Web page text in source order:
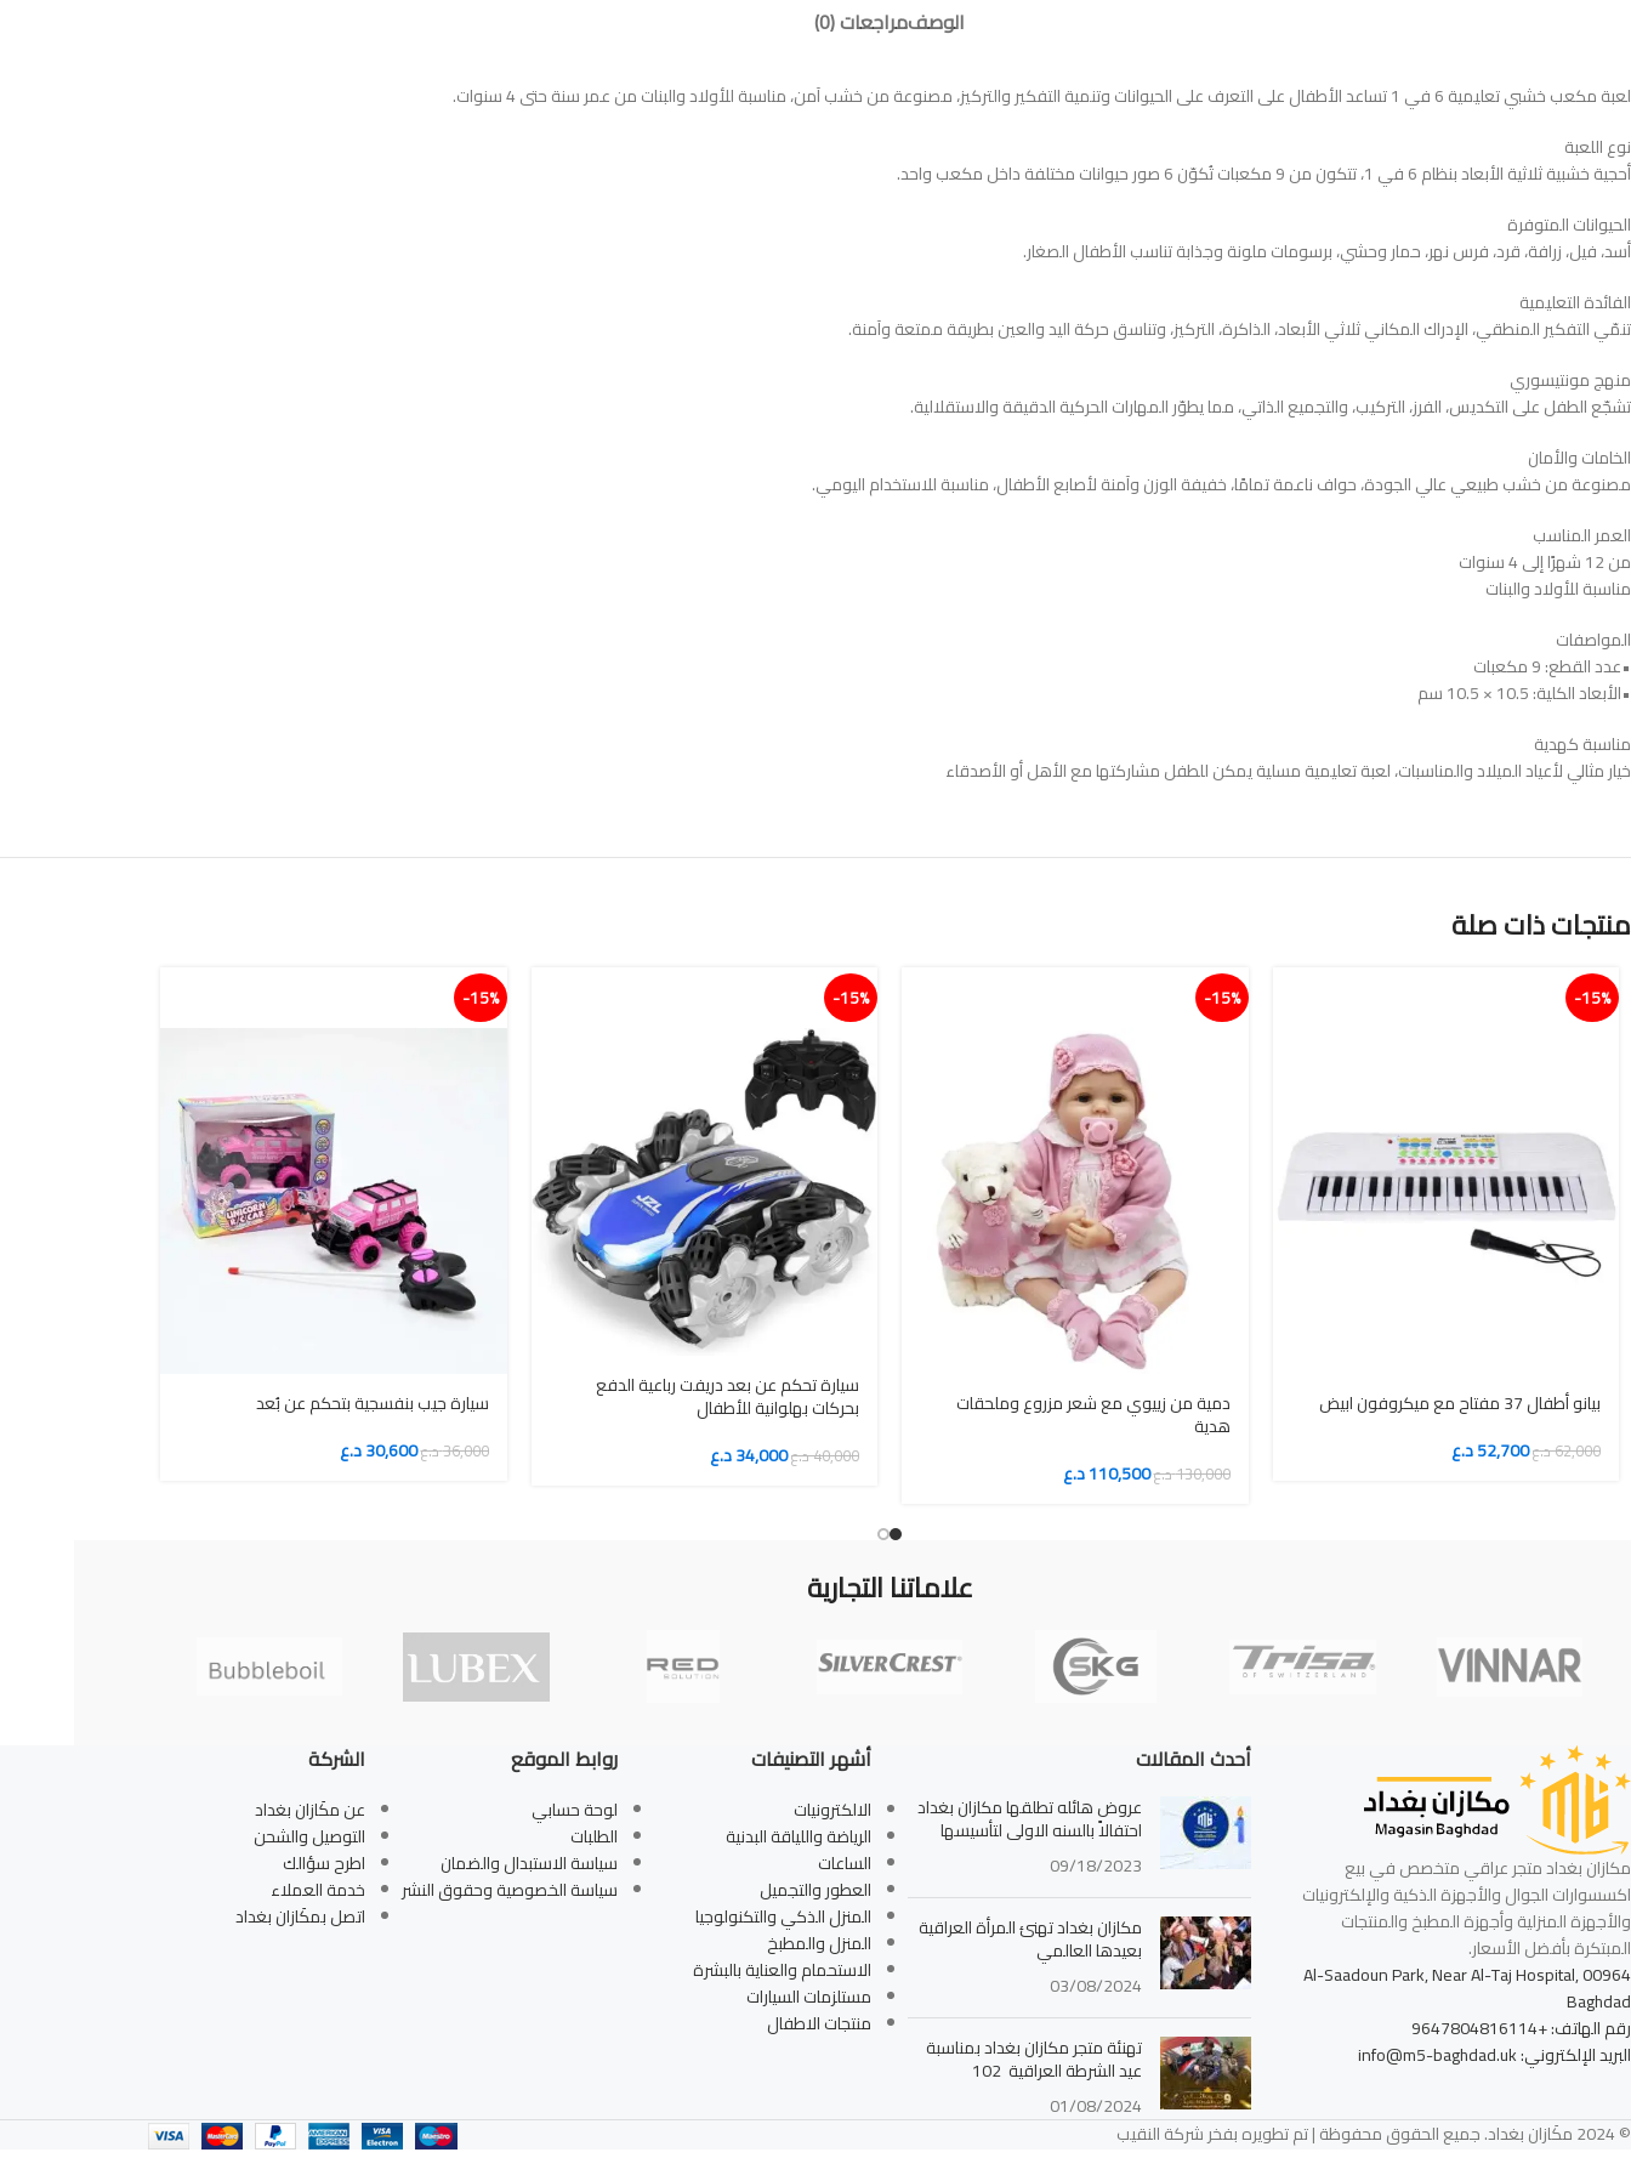
الوصفمراجعات (0)
أحجية خشبية ثلاثية الأبعاد بنظام 6 في 1، تتكون من 9 مكعبات تُكوّن 6 صور حيوانات مختلفة داخل مكعب واحد.
الحيوانات المتوفرة
أسد، فيل، زرافة، قرد، فرس نهر، حمار وحشي، برسومات ملونة وجذابة تناسب الأطفال الصغار.
الفائدة التعليمية
تنمّي التفكير المنطقي، الإدراك المكاني ثلاثي الأبعاد، الذاكرة، التركيز، وتناسق حركة اليد والعين بطريقة ممتعة وآمنة.
منهج مونتيسوري
تشجّع الطفل على التكديس، الفرز، التركيب، والتجميع الذاتي، مما يطوّر المهارات الحركية الدقيقة والاستقلالية.
الخامات والأمان
مصنوعة من خشب طبيعي عالي الجودة، حواف ناعمة تمامًا، خفيفة الوزن وآمنة لأصابع الأطفال، مناسبة للاستخدام اليومي.
العمر المناسب
من 12 شهرًا إلى 4 سنوات
مناسبة للأولاد والبنات
المواصفات
•عدد القطع: 9 مكعبات
•الأبعاد الكلية: 10.5 × 10.5 سم
مناسبة كهدية
خيار مثالي لأعياد الميلاد والمناسبات، لعبة تعليمية مسلية يمكن للطفل مشاركتها مع الأهل أو الأصدقاء
منتجات ذات صلة
15%-
بيانو أطفال 37 مفتاح مع ميكروفون ابيض
62,000د.ع52,700د.ع
15%-
دمية من زييوي مع شعر مزروع وملحقات
هدية
130,000د.ع110,500د.ع
15%-
سيارة تحكم عن بعد دريفت رباعية الدفع
بحركات بهلوانية للأطفال
40,000د.ع34,000د.ع
15%-
سيارة جيب بنفسجية بتحكم عن بُعد
36,000د.ع30,600د.ع
علاماتنا التجارية
مكازان بغداد متجر عراقي متخصص في بيع
اكسسوارات الجوال والأجهزة الذكية والإلكترونيات
والأجهزة المنزلية وأجهزة المطبخ والمنتجات
المبتكرة بأفضل الأسعار.
Al-Saadoun Park, Near Al-Taj Hospital, 00964
Baghdad
رقم الهاتف: +9647804816114
البريد الإلكتروني: info@m5-baghdad.uk
أحدث المقالات
عروض هائله تطلقها مكازان بغداد
احتفالاً بالسنه الاولى لتأسيسها
09/18/2023
مكازان بغداد تهنئ المرأة العراقية
بعيدها العالمي
03/08/2024
تهنئة متجر مكازان بغداد بمناسبة
عيد الشرطة العراقية 102
01/08/2024
أشهر التصنيفات
الالكترونيات
الرياضة واللياقة البدنية
الساعات
العطور والتجميل
المنزل الذكي والتكنولوجيا
المنزل والمطبخ
الاستحمام والعناية بالبشرة
مستلزمات السيارات
منتجات الاطفال
روابط الموقع
لوحة حسابي
الطلبات
سياسة الاستبدال والضمان
سياسة الخصوصية وحقوق النشر
الشركة
عن مكَازان بغداد
التوصيل والشحن
اطرح سؤالك
خدمة العملاء
اتصل بمكَازان بغداد
© 2024 مكَازان بغداد. جميع الحقوق محفوظة | تم تطويره بفخر شركة النقيب